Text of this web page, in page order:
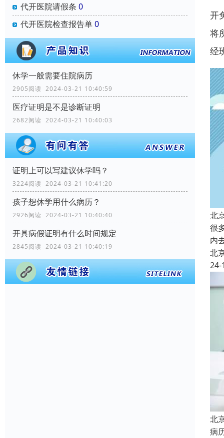
代开医院请假条 0
代开医院检查报告单0
休学一般需要住院病历
2905阅读 2024-03-21 10:40:59
医疗证明是不是诊断证明
2682阅读 2024-03-21 10:40:03
证明上可以写建议休学吗？
3224阅读 2024-03-21 10:41:20
孩子想休学用什么病历？
2926阅读 2024-03-21 10:40:40
开具病假证明有什么时间规定
2845阅读 2024-03-21 10:40:19
开
将
经
北
很
内
北
24-
北
病